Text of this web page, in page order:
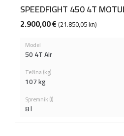
SPEEDFIGHT 450 4T
2.900,00€ (21.850,05 kn)
Model
50 4T Air
Težina (kg)
107 kg
Spremnik (l)
8 l